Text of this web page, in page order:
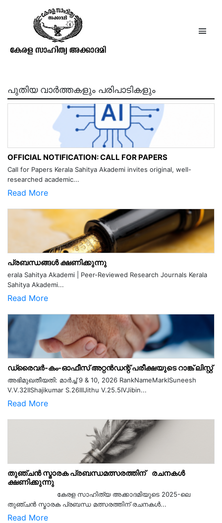
ത്രിപുരാസ്തോത്രം വിംശതി
പുതിയ വാർത്തകളും പരിപാടികളും
OFFICIAL NOTIFICATION: CALL FOR PAPERS
Call for Papers Kerala Sahitya Akademi invites original, well-
researched academic...
Read More
പ്രബന്ധങ്ങൾ ക്ഷണിക്കുന്നു
erala Sahitya Akademi | Peer-Reviewed Research Journals Kerala
Sahitya Akademi...
Read More
ഡ്രൈവർ-കം-ഓഫീസ് അറ്റൻഡന്റ് പരീക്ഷയുടെ റാങ്ക് ലിസ്റ്റ്
അഭിമുഖതീയതി: മാർച്ച് 9 & 10, 2026 RankNameMarkISuneesh
V.V.32IIShajikumar S.26IIIJithu V.25.5IVJibin...
Read More
തുഞ്ചൻ സ്മാരക പ്രബന്ധമത്സരത്തിന് രചനകൾ
ക്ഷണിക്കുന്നു
കേരള സാഹിത്യ അക്കാദമിയുടെ 2025-ലെ
തുഞ്ചൻ സ്മാരക പ്രബന്ധ മത്സരത്തിന് രചനകൾ...
Read More